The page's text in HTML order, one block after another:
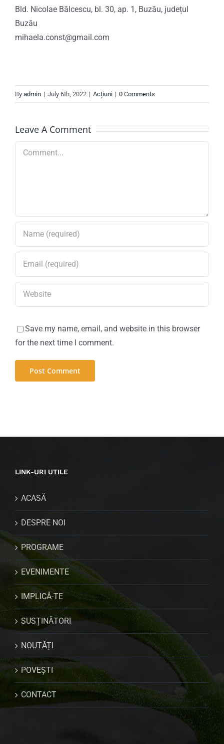
Bld. Nicolae Bălcescu, bl. 30, ap. 1, Buzău, județul
Buzău
mihaela.const@gmail.com
By admin | July 6th, 2022 | Acțiuni | 0 Comments
Leave A Comment
Comment
Save my name, email, and website in this browser
for the next time I comment.
LINK-URI UTILE
ACASĂ
DESPRE NOI
PROGRAME
EVENIMENTE
IMPLICĂ-TE
SUSȚINĂTORI
NOUTĂȚI
POVEȘTI
CONTACT